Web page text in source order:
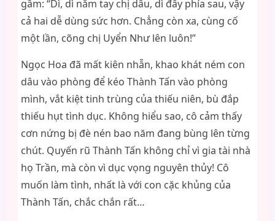
gầm: “Dì, dì nắm tay chị dâu, dì đẩy phía sau, vậy
cả hai dễ dùng sức hơn. Chẳng còn xa, cùng cố
một lần, cõng chị Uyển Như lên luôn!”
Ngọc Hoa đã mất kiên nhẫn, khao khát ném con
dâu vào phòng để kéo Thành Tấn vào phòng
mình, vắt kiệt tinh trùng của thiếu niên, bù đắp
thiếu hụt tình dục. Không hiểu sao, cô cảm thấy
cơn nứng bị đè nén bao năm đang bùng lên từng
chút. Quyến rũ Thành Tấn không chỉ vì gia tài nhà
họ Trần, mà còn vì dục vọng nguyên thủy! Cô
muốn làm tình, nhất là với con cặc khủng của
Thành Tấn, chắc chắn rất…